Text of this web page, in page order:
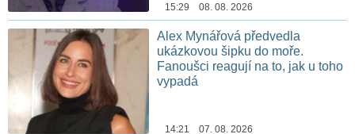
15:29 08. 08. 2026
Alex Mynářová předvedla
ukázkovou šipku do moře.
Fanoušci reagují na to, jak u toho
vypadá
14:21 07. 08. 2026